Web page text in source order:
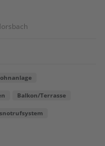
Balkon/Terrasse